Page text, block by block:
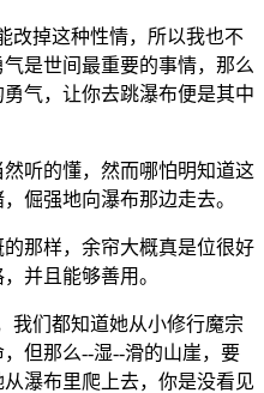
改掉这种性情，所以我也不
是世间最重要的事情，那么
气，让你去跳瀑布便是其中
听的懂，然而哪怕明知道这
倔强地向瀑布那边走去。
那样，余帘大概真是位很好
并且能够善用。
们都知道她从小修行魔宗
但那么--湿--滑的山崖，要
瀑布里爬上去，你是没看见